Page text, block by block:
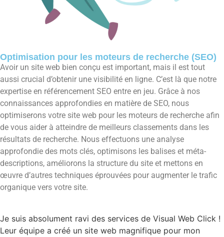
Optimisation pour les moteurs de recherche (SEO)
Avoir un site web bien conçu est important, mais il est tout
aussi crucial d’obtenir une visibilité en ligne. C’est là que notre
expertise en référencement SEO entre en jeu. Grâce à nos
connaissances approfondies en matière de SEO, nous
optimiserons votre site web pour les moteurs de recherche afin
de vous aider à atteindre de meilleurs classements dans les
résultats de recherche. Nous effectuons une analyse
approfondie des mots clés, optimisons les balises et méta-
descriptions, améliorons la structure du site et mettons en
œuvre d’autres techniques éprouvées pour augmenter le trafic
organique vers votre site.
Je suis absolument ravi des services de Visual Web Click !
Leur équipe a créé un site web magnifique pour mon